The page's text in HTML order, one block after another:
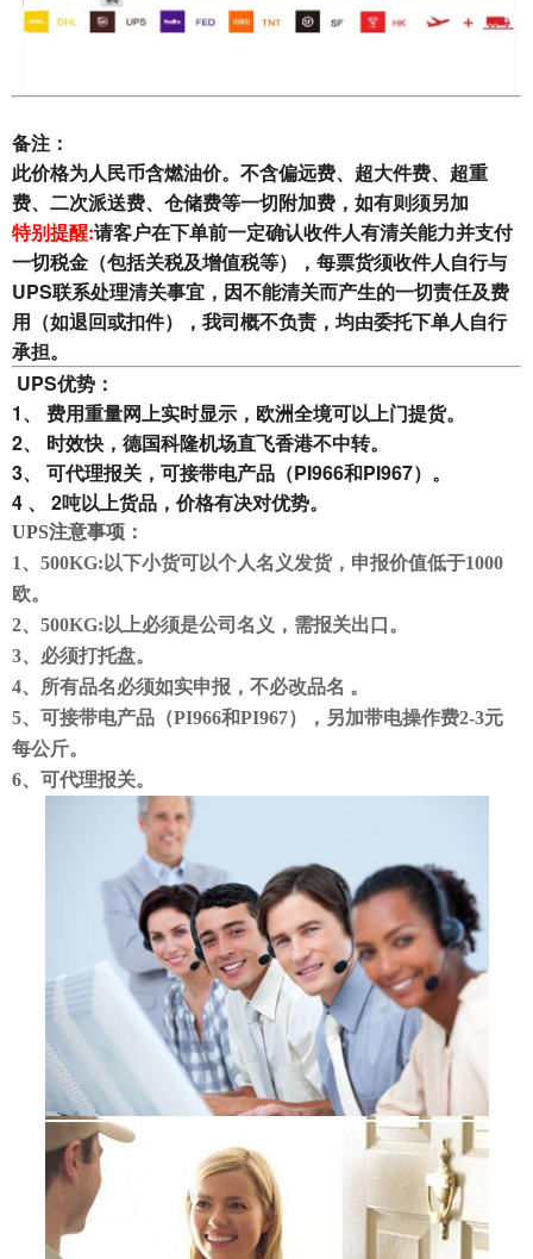
备注：
此价格为人民币含燃油价。不含偏远费、超大件费、超重
费、二次派送费、仓储费等一切附加费，如有则须另加
特别提醒:请客户在下单前一定确认收件人有清关能力并支付
一切税金（包括关税及增值税等），每票货须收件人自行与
UPS联系处理清关事宜，因不能清关而产生的一切责任及费
用（如退回或扣件），我司概不负责，均由委托下单人自行
承担。
UPS优势：
1、 费用重量网上实时显示， 欧洲全境可以上门提货。
2、 时效快，德国科隆机场直飞香港不中转。
3、 可代理报关，可接带电产品（PI966和PI967）。
4 、 2吨以上货品，价格有决对优势。
UPS注意事项：
1、500KG:以下小货可以个人名义发货，申报价值低于1000
欧。
2、500KG:以上必须是公司名义，需报关出口。
3、必须打托盘。
4、所有品名必须如实申报，不必改品名 。
5、可接带电产品（PI966和PI967），另加带电操作费2-3元
每公斤。
6、可代理报关。